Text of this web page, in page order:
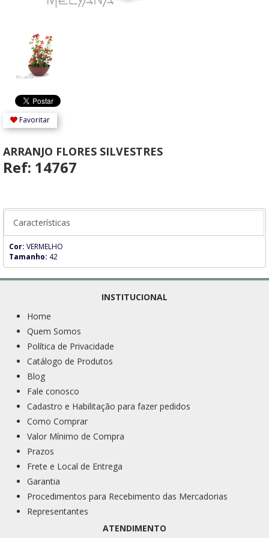
Favoritar
ARRANJO FLORES SILVESTRES
Ref: 14767
Características
Cor: VERMELHO
Tamanho: 42
INSTITUCIONAL
Home
Quem Somos
Política de Privacidade
Catálogo de Produtos
Blog
Fale conosco
Cadastro e Habilitação para fazer pedidos
Como Comprar
Valor Mínimo de Compra
Prazos
Frete e Local de Entrega
Garantia
Procedimentos para Recebimento das Mercadorias
Representantes
ATENDIMENTO